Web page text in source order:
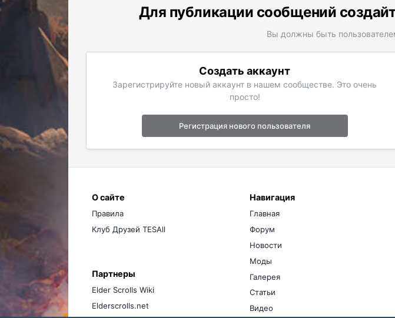
Для публикации сообщений
Вы должны быть
Создать аккаунт
Зарегистрируйте новый аккаунт в нашем сообществе. Это очень
просто!
Регистрация нового пользователя
О сайте
Правила
Клуб Друзей TESAll
Партнеры
Elder Scrolls Wiki
Elderscrolls.net
Навигация
Главная
Форум
Новости
Моды
Галерея
Статьи
Видео